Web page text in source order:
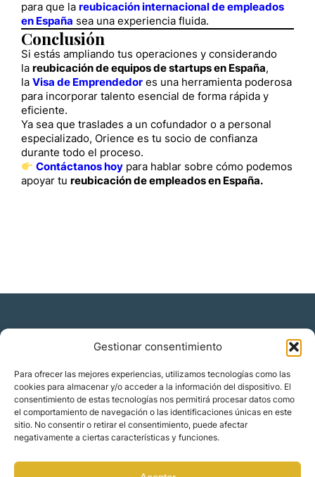
Gestionar consentimiento
Para ofrecer las mejores experiencias, utilizamos tecnologías como las
cookies para almacenar y/o acceder a la información del dispositivo. El
consentimiento de estas tecnologías nos permitirá procesar datos como
el comportamiento de navegación o las identificaciones únicas en este
sitio. No consentir o retirar el consentimiento, puede afectar
negativamente a ciertas características y funciones.
para que la reubicación internacional de empleados
en España sea una experiencia fluida.
Conclusión
Si estás ampliando tus operaciones y considerando
la reubicación de equipos de startups en España,
la Visa de Emprendedor es una herramienta poderosa
para incorporar talento esencial de forma rápida y
eficiente.
Ya sea que traslades a un cofundador o a personal
especializado, Orience es tu socio de confianza
durante todo el proceso.
Contáctanos hoypara hablar sobre cómo podemos
apoyar tu reubicación de empleados en España.
Residencia y ciudadanía
Migración corporativa
Nómadas digitales
Colabora con nosotros
Quiénes somos
Contacto